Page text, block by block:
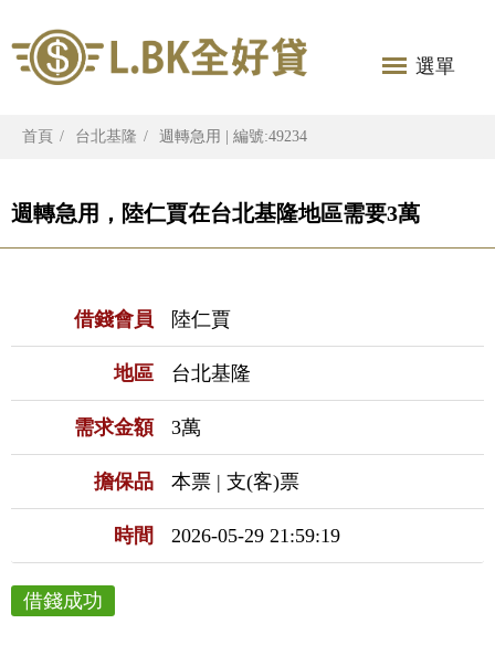
選單
首頁 台北基隆 週轉急用 | 編號:49234
週轉急用，陸仁賈在台北基隆地區需要3萬
借錢會員 陸仁賈
地區 台北基隆
需求金額 3萬
擔保品 本票 | 支(客)票
時間 2026-05-29 21:59:19
借錢成功